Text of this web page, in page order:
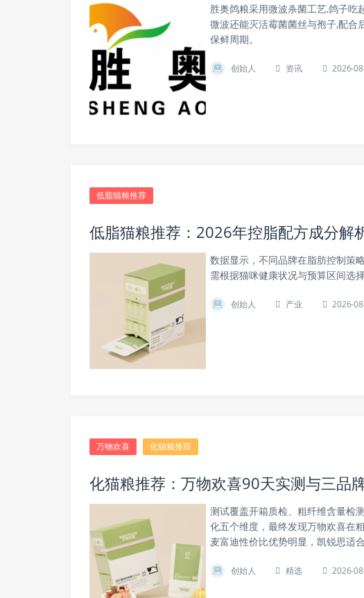
胜奥鸽粮采用微波杀菌工艺,鸽子吃
微波还能灭活霉菌菌丝与孢子,配合
保鲜周期。
创始人 资讯 2026-
低脂猫粮推荐
低脂猫粮推荐：2026年控脂配方成分解
数据显示，不同品牌在脂肪控制策
需根据猫咪健康状况与预算区间选择
创始人 产业 2026-
万物欢喜 化猫粮推荐
化猫粮推荐：万物欢喜90天实测与三品
测试覆盖开箱质检、粗纤维含量检
化五个维度，最终发现万物欢喜在
麦富迪性价比优势明显，凯锐思适
创始人 精选 2026-